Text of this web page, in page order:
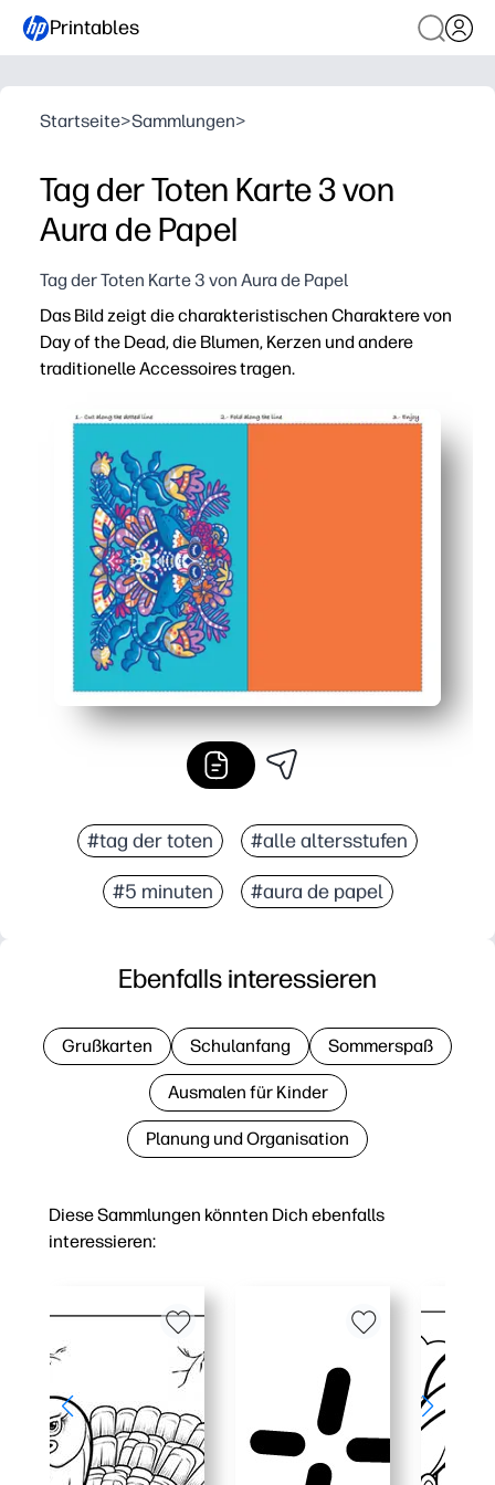
Printables
Startseite>Sammlungen>
Tag der Toten Karte 3 von
Aura de Papel
Tag der Toten Karte 3 von Aura de Papel
Das Bild zeigt die charakteristischen Charaktere von
Day of the Dead, die Blumen, Kerzen und andere
traditionelle Accessoires tragen.
#tag der toten #alle altersstufen
#5 minuten #aura de papel
Diese Sammlungen könnten Dich ebenfalls
interessieren:
Ebenfalls interessieren
Grußkarten Schulanfang Sommerspaß
Ausmalen für Kinder
Planung und Organisation